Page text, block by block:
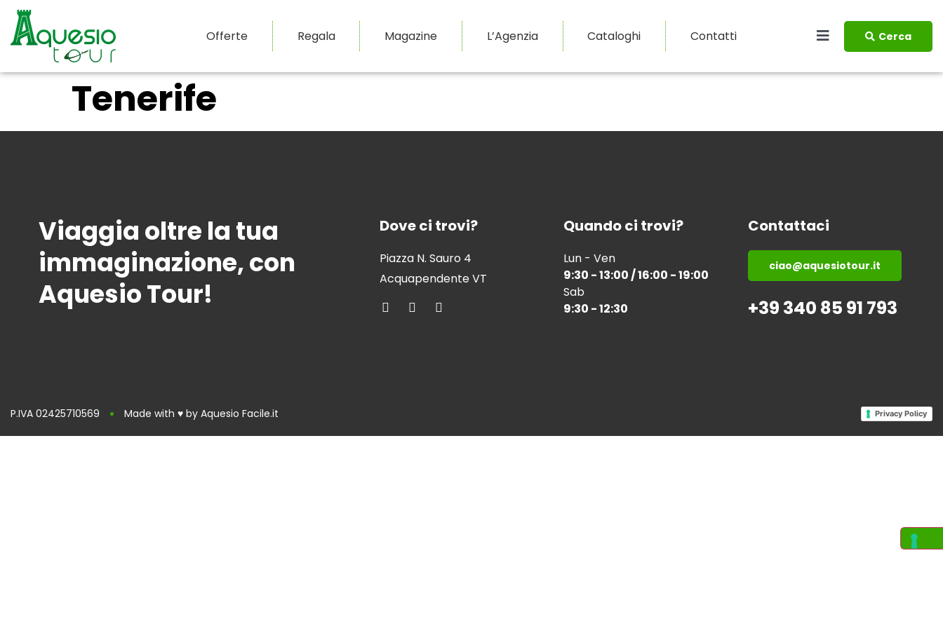
Offerte Regala Magazine L’Agenzia Cataloghi Contatti Cerca
Tenerife
Viaggia oltre la tua
immaginazione, con
Aquesio Tour!
Dove ci trovi?
Piazza N. Sauro 4
Acquapendente VT
Quando ci trovi?
Lun - Ven
9:30 - 13:00 / 16:00 - 19:00
Sab
9:30 - 12:30
Contattaci
ciao@aquesiotour.it
+39 340 85 91 793
P.IVA 02425710569 Made with ♥ by Aquesio Facile.it Privacy Policy